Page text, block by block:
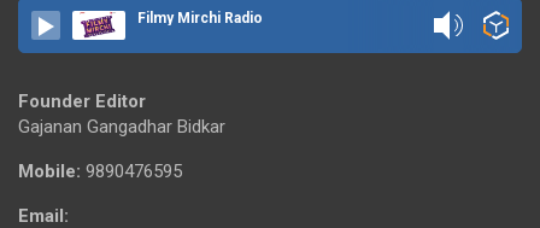
Filmy Mirchi Radio
Founder Editor
Gajanan Gangadhar Bidkar
Mobile: 9890476595
Email: